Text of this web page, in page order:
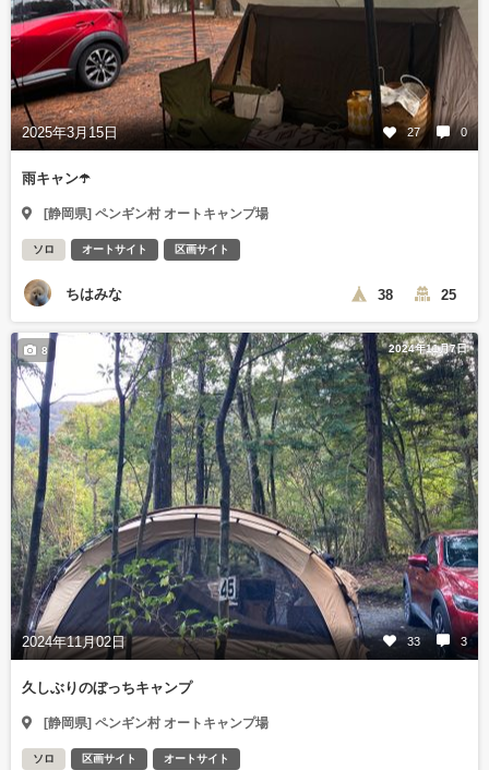
2025年3月15日 27 0
雨キャン☂️
[静岡県] ペンギン村 オートキャンプ場
ソロ オートサイト 区画サイト
ちはみな 38 25
2024年11月7日
2024年11月02日 33 3
8
久しぶりのぼっちキャンプ
[静岡県] ペンギン村 オートキャンプ場
ソロ 区画サイト オートサイト